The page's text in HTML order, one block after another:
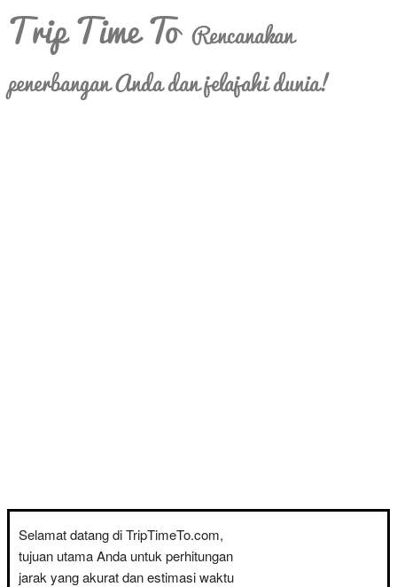
Trip Time To Rencanakan
penerbangan Anda dan jelajahi dunia!
Selamat datang di TripTimeTo.com,
tujuan utama Anda untuk perhitungan
jarak yang akurat dan estimasi waktu